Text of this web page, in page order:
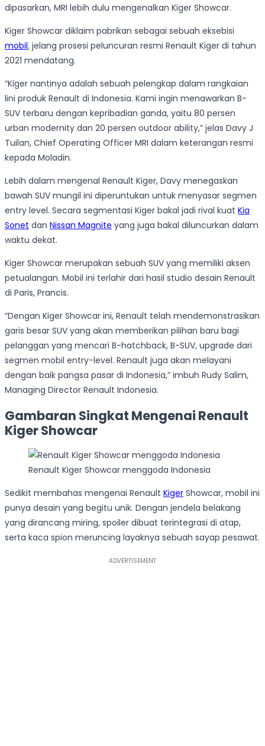
dipasarkan, MRI lebih dulu mengenalkan Kiger Showcar.
Kiger Showcar diklaim pabrikan sebagai sebuah eksebisi
mobil, jelang prosesi peluncuran resmi Renault Kiger di tahun
2021 mendatang.
“Kiger nantinya adalah sebuah pelengkap dalam rangkaian
lini produk Renault di Indonesia. Kami ingin menawarkan B-
SUV terbaru dengan kepribadian ganda, yaitu 80 persen
urban modernity dan 20 persen outdoor ability,” jelas Davy J
Tuilan, Chief Operating Officer MRI dalam keterangan resmi
kepada Moladin.
Lebih dalam mengenal Renault Kiger, Davy menegaskan
bawah SUV mungil ini diperuntukan untuk menyasar segmen
entry level. Secara segmentasi Kiger bakal jadi rival kuat Kia
Sonet dan Nissan Magnite yang juga bakal diluncurkan dalam
waktu dekat.
Kiger Showcar merupakan sebuah SUV yang memiliki aksen
petualangan. Mobil ini terlahir dari hasil studio desain Renault
di Paris, Prancis.
“Dengan Kiger Showcar ini, Renault telah mendemonstrasikan
garis besar SUV yang akan memberikan pilihan baru bagi
pelanggan yang mencari B-hatchback, B-SUV, upgrade dari
segmen mobil entry-level. Renault juga akan melayani
dengan baik pangsa pasar di Indonesia,” imbuh Rudy Salim,
Managing Director Renault Indonesia.
Gambaran Singkat Mengenai Renault
Kiger Showcar
Renault Kiger Showcar menggoda Indonesia
Sedikit membahas mengenai Renault Kiger Showcar, mobil ini
punya desain yang begitu unik. Dengan jendela belakang
yang dirancang miring, spoiler dibuat terintegrasi di atap,
serta kaca spion meruncing layaknya sebuah sayap pesawat.